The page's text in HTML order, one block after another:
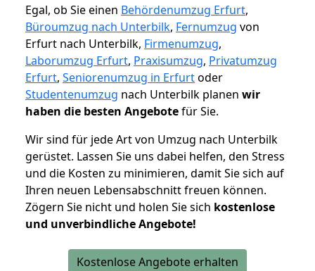
Egal, ob Sie einen Behördenumzug Erfurt,
Büroumzug nach Unterbilk, Fernumzug von
Erfurt nach Unterbilk, Firmenumzug,
Laborumzug Erfurt, Praxisumzug, Privatumzug
Erfurt, Seniorenumzug in Erfurtoder
Studentenumzug nach Unterbilk planen wir
haben die besten Angebotefür Sie.
Wir sind für jede Art von Umzug nach Unterbilk
gerüstet. Lassen Sie uns dabei helfen, den Stress
und die Kosten zu minimieren, damit Sie sich auf
Ihren neuen Lebensabschnitt freuen können.
Zögern Sie nicht und holen Sie sich kostenlose
und unverbindliche Angebote!
Kostenlose Angebote erhalten